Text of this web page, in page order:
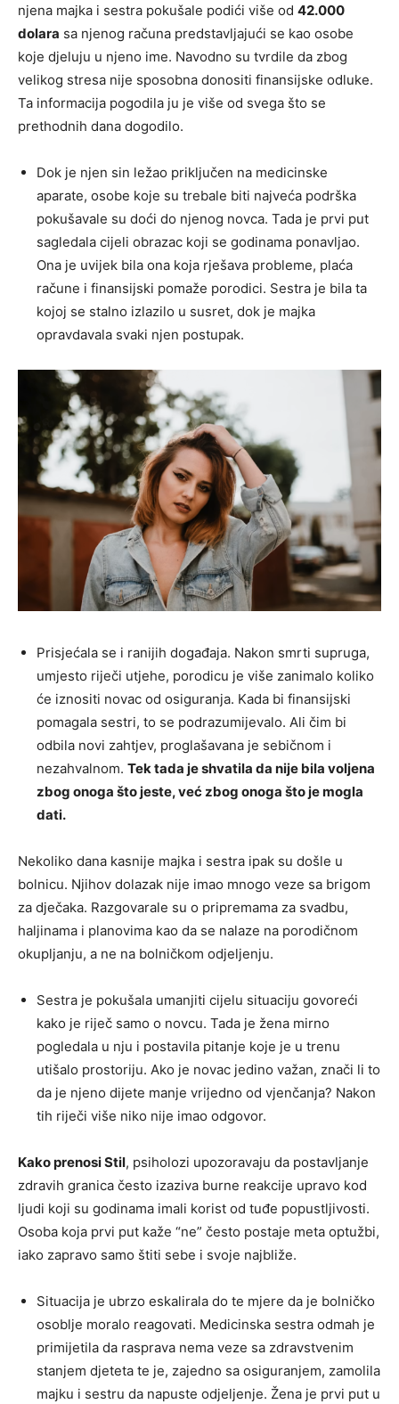
njena majka i sestra pokušale podići više od 42.000
dolara sa njenog računa predstavljajući se kao osobe
koje djeluju u njeno ime. Navodno su tvrdile da zbog
velikog stresa nije sposobna donositi finansijske odluke.
Ta informacija pogodila ju je više od svega što se
prethodnih dana dogodilo.
Dok je njen sin ležao priključen na medicinske
aparate, osobe koje su trebale biti najveća podrška
pokušavale su doći do njenog novca. Tada je prvi put
sagledala cijeli obrazac koji se godinama ponavljao.
Ona je uvijek bila ona koja rješava probleme, plaća
račune i finansijski pomaže porodici. Sestra je bila ta
kojoj se stalno izlazilo u susret, dok je majka
opravdavala svaki njen postupak.
Prisjećala se i ranijih događaja. Nakon smrti supruga,
umjesto riječi utjehe, porodicu je više zanimalo koliko
će iznositi novac od osiguranja. Kada bi finansijski
pomagala sestri, to se podrazumijevalo. Ali čim bi
odbila novi zahtjev, proglašavana je sebičnom i
nezahvalnom. Tek tada je shvatila da nije bila voljena
zbog onoga što jeste, već zbog onoga što je mogla
dati.
Nekoliko dana kasnije majka i sestra ipak su došle u
bolnicu. Njihov dolazak nije imao mnogo veze sa brigom
za dječaka. Razgovarale su o pripremama za svadbu,
haljinama i planovima kao da se nalaze na porodičnom
okupljanju, a ne na bolničkom odjeljenju.
Sestra je pokušala umanjiti cijelu situaciju govoreći
kako je riječ samo o novcu. Tada je žena mirno
pogledala u nju i postavila pitanje koje je u trenu
utišalo prostoriju. Ako je novac jedino važan, znači li to
da je njeno dijete manje vrijedno od vjenčanja? Nakon
tih riječi više niko nije imao odgovor.
Kako prenosi Stil, psiholozi upozoravaju da postavljanje
zdravih granica često izaziva burne reakcije upravo kod
ljudi koji su godinama imali korist od tuđe popustljivosti.
Osoba koja prvi put kaže “ne” često postaje meta optužbi,
iako zapravo samo štiti sebe i svoje najbliže.
Situacija je ubrzo eskalirala do te mjere da je bolničko
osoblje moralo reagovati. Medicinska sestra odmah je
primijetila da rasprava nema veze sa zdravstvenim
stanjem djeteta te je, zajedno sa osiguranjem, zamolila
majku i sestru da napuste odjeljenje. Žena je prvi put u